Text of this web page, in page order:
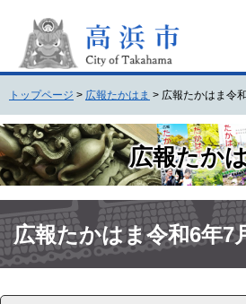
頭
で
す
。
飛
ば
し
て
本
文
へ
トップページ > 広報たかはま > 広報たかはま令
広報たか
文 広報たかはま令和6年7